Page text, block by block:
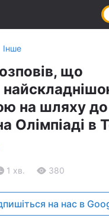
Інше
що
на шляху до
Олімпіаді в
1 хв. 380
на нас в